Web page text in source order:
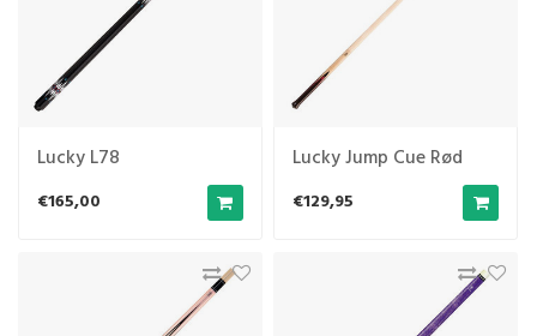
Lucky L78
€165,00
Lucky Jump Cue Rød
€129,95